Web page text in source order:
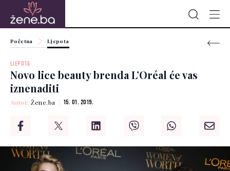
Početna Ljepota
LJEPOTA
Novo lice beauty brenda L’Oréal će vas
iznenaditi
Autor:Žene.ba 15. 01. 2019.